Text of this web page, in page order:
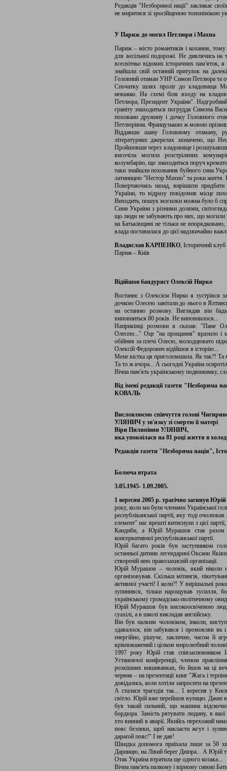
Редакція "Незборимої нації" закликає
не миритися зі зросійщеною топонімікою
У Париж до могил Петлюри і Махна
Париж – місто романтиків і кохання,
для весільної подорожі. Не дивлячись на
всесвітньо відомих історичних пам'яток,
знайшли свій останній притулок на
Головний отаман УНР Симон Петлюра та
Спочатку шлях проліг до кладовища
неважко. На схемі біля входу на
Петлюра, Президент України".
граніту знаходиться погруддя Симона
поховано дружину і дочку Головного
Петлюрівна. Французькою ж мовою
Віддавши шану Головному отаману,
літературних джерелах зазначено, що
Пройшовши через кладовище і
височіла могила розстріляних
колумбарію, що знаходиться поруч
таки знайшли поховання буйного сина
латиницею "Нестор Махно" та роки життя.
Повертаючись назад, вирішили
України, то відразу повідомив місце
Виходить, пошук могилки можна було б
Сини України з різними долями,
що люди не забувають про них, що могили
на Батьківщині не тільки не
влада поставилася до цієї надзвичайно
Владислав КАРПЕНКО, Історичний
Париж – Київ
Відійшов бандурист Олексій Нирко
Востаннє з Олексієм Нирко я зустрівся
дочкою Олесею завітали до нього в
на останню розмову. Виглядав він
виповниться 80 років. Не виповнилося...
Наприкінці розмови я сказав: "Пане
Олесею..." Оце "на прощання" вразило і
обійняв за плечі Олесю, молодцювато
Олексій Федорович відійшов в історію...
Мене вістка ця приголомшила. Як так?!
Та то ж вчора... А сьогодні Україна
Вічна пам'ять українському подвижнику,
Від імені редакції газети
КОВАЛЬ
Висловлюємо співчуття голові
УЛЯНИЧ у зв'язку зі смертю її матері
Віри Пилипівни УЛЯНИЧ,
яка упокоїлася на 81 році життя в
Редакція газети "Незборима нація",
Болюча втрата
3.05.1945- 1.09.2005.
1 вересня 2005 р. трагічно загинув
року, коли ми були членами Української
республіканської партії, яку тоді
елемент" нас врешті витиснули з цієї
Кандиби, а Юрій Мурашов став разом
консервативної республіканської партії.
Юрій багато років був заступником
останньої дитини легендарної Оксани
створеній нею правозахисній організації.
Юрій Мурашов – чоловік, який ніколи
організовував. Скільки мітингів,
активної участі! І коли?! У вирішальні
зупинився, тільки нарощував зусилля,
українському громадсько-політичному
Юрій Мурашов був високоосвіченою
суахілі, а в школі викладав англійську.
Він був палким чоловіком, інколи,
здавалося, він забувався і промовляв
енергійно, рішуче, заклично, часом й
врівноважений і цілком миролюбний
1997 року Юрій став співзасновником
Установчої конференції, членом
розкішних вишиванках, бо йшов на ці
червня – на презентації книг "Жага і
довідались, коли хотіли запросити на
А сталася трагедія так... 1 вересня у
світло. Юрій вже перейшов вулицю. Джип
був такий сильний, що машина
бордюра. Замість рятувати людину, в якої
хто винний в аварії. Якийсь перехожий
пояс безпеки, щоб накласти жгут і
дараґой пояс!" І не дав!
Швидка допомога приїхала лише за 50
Дарницю, на Лівий берег Дніпра... А Юрій
Отак Україна втратила ще одного козака...
Вічна пам'ять палкому і вірному синові